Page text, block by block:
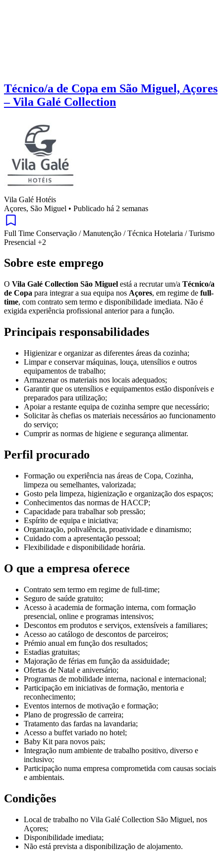
Técnico/a de Copa em São Miguel, Açores
– Vila Galé Collection
Vila Galé Hotéis
Açores, São Miguel • Publicado há 2 semanas
Full Time Conservação / Manutenção / Técnica Hotelaria / Turismo
Presencial +2
Sobre este emprego
O Vila Galé Collection São Miguel está a recrutar um/a Técnico/a
de Copa para integrar a sua equipa nos Açores, em regime de full-
time, com contrato sem termo e disponibilidade imediata. Não é
exigida experiência profissional anterior para a função.
Principais responsabilidades
Higienizar e organizar as diferentes áreas da cozinha;
Limpar e conservar máquinas, louça, utensílios e outros
equipamentos de trabalho;
Armazenar os materiais nos locais adequados;
Garantir que os utensílios e equipamentos estão disponíveis e
preparados para utilização;
Apoiar a restante equipa de cozinha sempre que necessário;
Solicitar às chefias os materiais necessários ao funcionamento
do serviço;
Cumprir as normas de higiene e segurança alimentar.
Perfil procurado
Formação ou experiência nas áreas de Copa, Cozinha,
limpeza ou semelhantes, valorizada;
Gosto pela limpeza, higienização e organização dos espaços;
Conhecimentos das normas de HACCP;
Capacidade para trabalhar sob pressão;
Espírito de equipa e iniciativa;
Organização, polivalência, proatividade e dinamismo;
Cuidado com a apresentação pessoal;
Flexibilidade e disponibilidade horária.
O que a empresa oferece
Contrato sem termo em regime de full-time;
Seguro de saúde gratuito;
Acesso à academia de formação interna, com formação
presencial, online e programas intensivos;
Descontos em produtos e serviços, extensíveis a familiares;
Acesso ao catálogo de descontos de parceiros;
Prémio anual em função dos resultados;
Estadias gratuitas;
Majoração de férias em função da assiduidade;
Ofertas de Natal e aniversário;
Programas de mobilidade interna, nacional e internacional;
Participação em iniciativas de formação, mentoria e
reconhecimento;
Eventos internos de motivação e formação;
Plano de progressão de carreira;
Tratamento das fardas na lavandaria;
Acesso a buffet variado no hotel;
Baby Kit para novos pais;
Integração num ambiente de trabalho positivo, diverso e
inclusivo;
Participação numa empresa comprometida com causas sociais
e ambientais.
Condições
Local de trabalho no Vila Galé Collection São Miguel, nos
Açores;
Disponibilidade imediata;
Não está prevista a disponibilização de alojamento.